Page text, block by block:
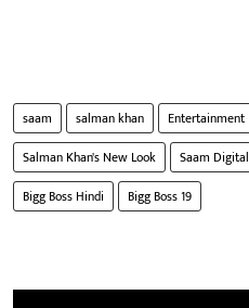
saam salman khan Entertainment
Salman Khan's New Look
Saam Digital
Bigg Boss Hindi
Bigg Boss 19